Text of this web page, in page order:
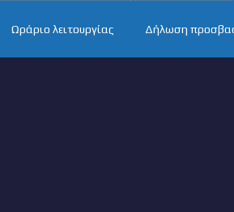
Ωράριο λειτουργίας Δήλωση